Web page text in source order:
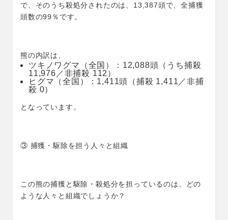
で、そのうち殺処分されたのは、13,387頭で、全捕獲
頭数の99％です。
熊の内訳は、
ツキノワグマ（全国）：12,088頭（うち捕殺
11,976／非捕殺 112）
ヒグマ（全国）：1,411頭（捕殺 1,411／非捕
殺 0）
となっています。
③ 捕獲・駆除を担う人々と組織
この熊の捕獲と駆除・殺処分を担っているのは、どの
ような人々と組織でしょうか？